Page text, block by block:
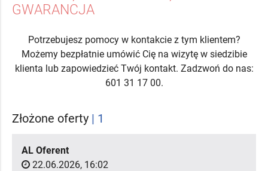
GWARANCJA
Potrzebujesz pomocy w kontakcie z tym klientem?
Możemy bezpłatnie umówić Cię na wizytę w siedzibie
klienta lub zapowiedzieć Twój kontakt. Zadzwoń do nas:
601 31 17 00.
Złożone oferty | 1
AL Oferent
22.06.2026, 16:02